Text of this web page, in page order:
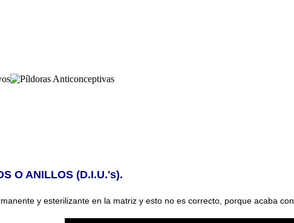
O ANILLOS (D.I.U.'s).
y esterilizante en la matriz y esto no es correcto, porque acaba con